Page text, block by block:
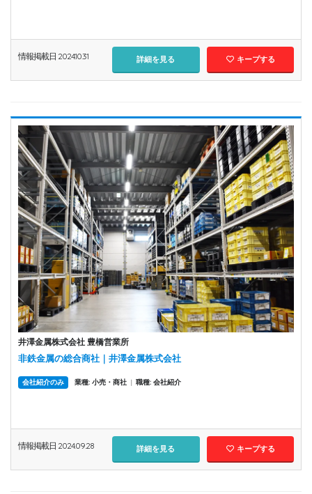
情報掲載日 2024.10.31 詳細を見る キープする
井澤金属株式会社 豊橋営業所
非鉄金属の総合商社｜井澤金属株式会社
会社紹介のみ 業種: 小売・商社 | 職種: 会社紹介
情報掲載日 2024.09.28 詳細を見る キープする